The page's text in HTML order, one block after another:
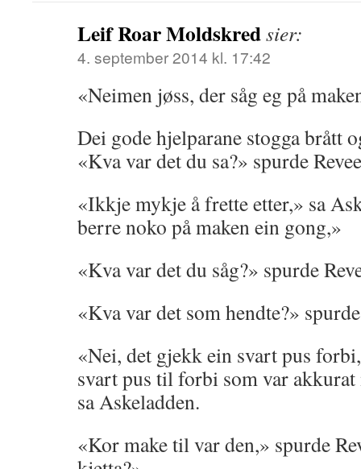
Leif Roar Moldskredsier:
4. september 2014 kl. 17:42
«Neimen jøss, der såg eg på
Dei gode hjelparane stogga brått
«Kva var det du sa?» spurde
«Ikkje mykje å frette etter,» sa
berre noko på maken ein gong,»
«Kva var det du såg?» spurde
«Kva var det som hendte?»
«Nei, det gjekk ein svart pus
svart pus til forbi som var
sa Askeladden.
«Kor make til var den,» spurde